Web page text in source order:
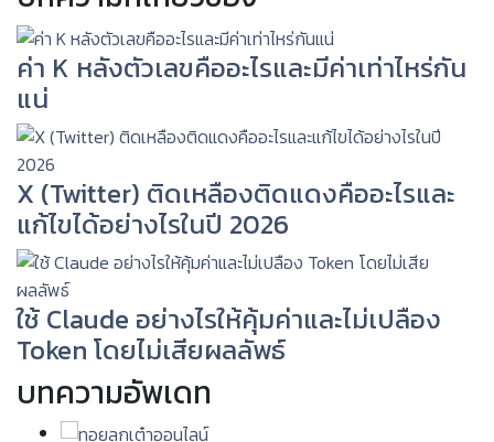
ค่า K หลังตัวเลขคืออะไรและมีค่าเท่าไหร่กัน
แน่
X (Twitter) ติดเหลืองติดแดงคืออะไรและ
แก้ไขได้อย่างไรในปี 2026
ใช้ Claude อย่างไรให้คุ้มค่าและไม่เปลือง
Token โดยไม่เสียผลลัพธ์
บทความอัพเดท